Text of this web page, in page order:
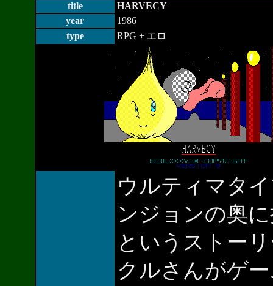
title
HARVECY
year
1986
type
RPG + エロ
ウルティマタ
ンジョンの奥
というストー
クルさんがゲ